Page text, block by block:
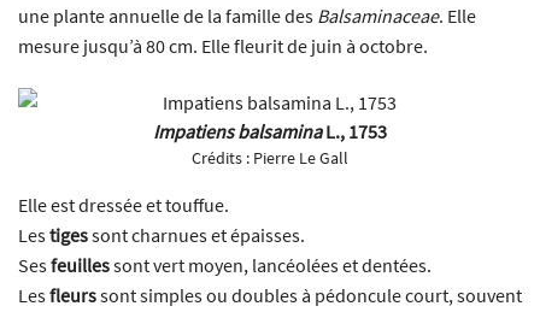
une plante annuelle de la famille des Balsaminaceae. Elle
mesure jusqu’à 80 cm. Elle fleurit de juin à octobre.
Impatiens balsaminaL., 1753
Crédits : Pierre Le Gall
Elle est dressée et touffue.
Lestigessont charnues et épaisses.
Sesfeuillessont vert moyen, lancéolées et dentées.
Lesfleurssont simples ou doubles à pédoncule court, souvent